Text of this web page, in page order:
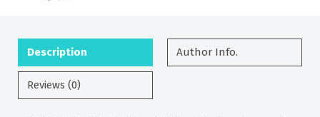
Description Author Info.
Reviews (0)